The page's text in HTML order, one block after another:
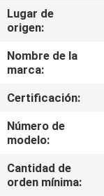
LOS
VÍDEOS
SOBRE
NOSOTROS
RECORRIDO
POR
Lugar de
origen:
Nombre de la
marca:
Certificación:
Número de
modelo:
Cantidad de
orden mínima: